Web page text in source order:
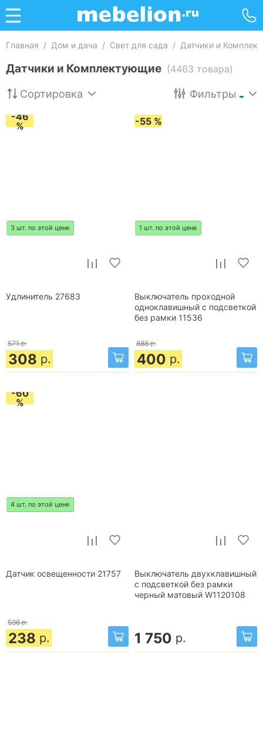
Главная / Дом и дача / Свет для сада / Датчики и
Датчики и Комплектующие (4463 товара)
Сортировка Фильтры
-46
%
3 шт. по этой цене
Удлинитель 27683
571 р.
308 р.
-55 %
1 шт. по этой цене
Выключатель проходной
одноклавишный с подсветкой
без рамки 11536
888 р.
400 р.
-60
%
4 шт. по этой цене
Датчик освещенности 21757
596 р.
238 р.
Выключатель двухклавишный
с подсветкой без рамки
черный матовый W1120108
1 750 р.